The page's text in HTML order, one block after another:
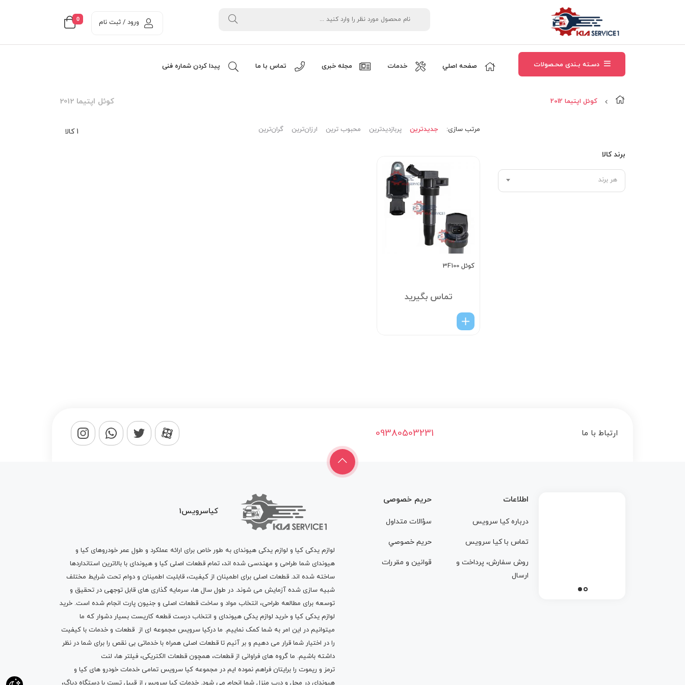
0 ورود / ثبت نام
دسـته بـندی محـصولات صفحه اصلي خدمات مجله خبری تماس با ما پیدا کردن شماره فنی
کوئل اپتیما 2012 کوئل اپتیما 2012
برند کالا
هر برند
1 کالا مرتب‌ سازی: جدیدترین پربازدیدترین محبوب ترین ارزان‌ترین گران‌ترین
کوئل 3F100
تماس بگیرید
ارتباط با ما 09380503231
اطلاعات
درباره کيا سرويس
تماس با کيا سرويس
روش سفارش، پرداخت و
ارسال
حریم خصوصی
سؤالات متداول
حريم خصوصي
قوانين و مقررات
کیاسرویس1
لوازم یدکی کیا و لوازم یدکی هیوندای به طور خاص برای ارائه عملکرد و طول عمر خودروهای کیا و
هیوندای شما طراحی و مهندسی شده اند، تمام قطعات اصلی کیا و هیوندای با بالاترین استانداردها
ساخته شده اند. قطعات اصلی برای اطمینان از کیفیت، قابلیت اطمینان و دوام تحت شرایط مختلف
شبیه سازی شده آزمایش می شوند. در طول سال ها، سرمایه گذاری های قابل توجهی در تحقیق و
توسعه برای مطالعه طراحی، انتخاب مواد و ساخت قطعات اصلی و جنیون پارت انجام شده است. خرید
لوازم یدکی کیا و خرید لوازم یدکی هیوندای و انتخاب درست قطعه کاریست بسیار دشوار که ما
میتوانیم در این امر به شما کمک نماییم. ما درکیا سرویس مجموعه ای از قطعات و خدمات با کیفیت
را در اختیار شما قرار می دهیم و بر آنیم تا قطعات اصلی همراه با خدماتی بی نقص را برای شما در نظر
داشته باشیم. ما گروه های فراوانی از قطعات، همچون قطعات الکتریکی، فیلتر ها، لنت
ترمز و ریموت را برایتان فراهم نموده ایم در مجموعه کیا سرویس تمامی خدمات خودرو های کیا و
هیوندای در محل و درب منزل شما انجام می شود. خدمات کیا سرویس از قبیل تست با دستگاه دیاگ،